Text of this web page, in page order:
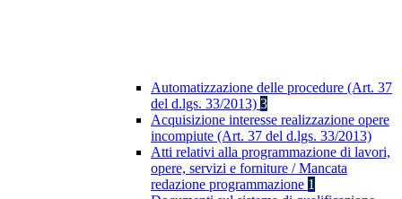
Automatizzazione delle procedure (Art. 37
del d.lgs. 33/2013) 3
Acquisizione interesse realizzazione opere
incompiute (Art. 37 del d.lgs. 33/2013)
Atti relativi alla programmazione di lavori,
opere, servizi e forniture / Mancata
redazione programmazione 1